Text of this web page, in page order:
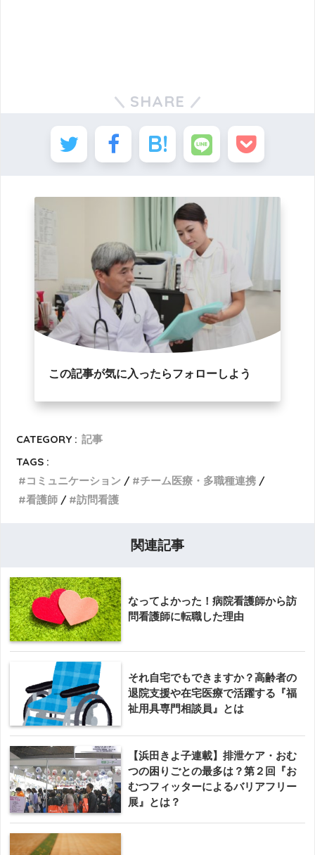
SHARE
この記事が気に入ったらフォローしよう
CATEGORY : 記事
TAGS :
コミュニケーション
チーム医療・多職種連携
看護師
訪問看護
関連記事
なってよかった！病院看護師から訪
問看護師に転職した理由
それ自宅でもできますか？高齢者の
退院支援や在宅医療で活躍する『福
祉用具専門相談員』とは
【浜田きよ子連載】排泄ケア・おむ
つの困りごとの最多は？第２回『お
むつフィッターによるバリアフリー
展』とは？